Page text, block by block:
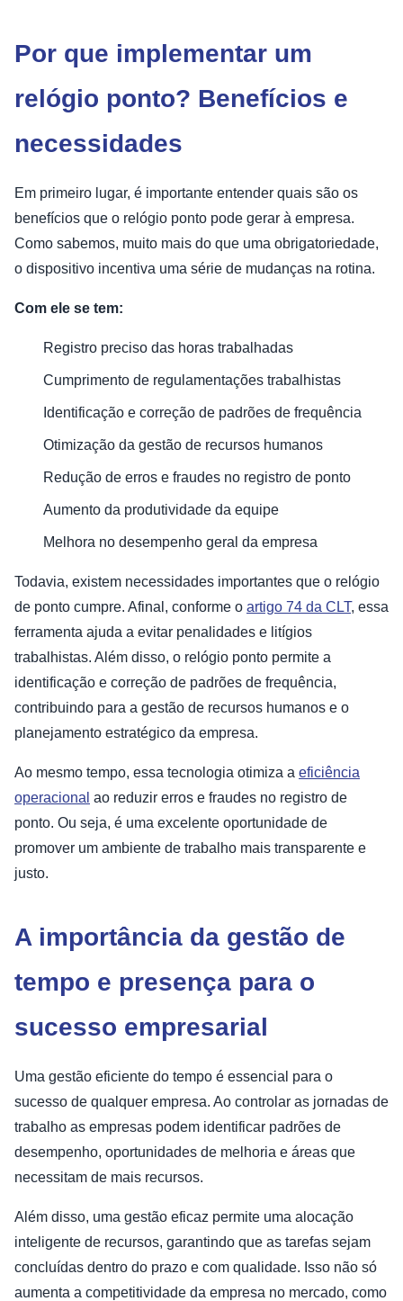
Por que implementar um
relógio ponto? Benefícios e
necessidades
Em primeiro lugar, é importante entender quais são os
benefícios que o relógio ponto pode gerar à empresa.
Como sabemos, muito mais do que uma obrigatoriedade,
o dispositivo incentiva uma série de mudanças na rotina.
Com ele se tem:
Registro preciso das horas trabalhadas
Cumprimento de regulamentações trabalhistas
Identificação e correção de padrões de frequência
Otimização da gestão de recursos humanos
Redução de erros e fraudes no registro de ponto
Aumento da produtividade da equipe
Melhora no desempenho geral da empresa
Todavia, existem necessidades importantes que o relógio
de ponto cumpre. Afinal, conforme o artigo 74 da CLT, essa
ferramenta ajuda a evitar penalidades e litígios
trabalhistas. Além disso, o relógio ponto permite a
identificação e correção de padrões de frequência,
contribuindo para a gestão de recursos humanos e o
planejamento estratégico da empresa.
Ao mesmo tempo, essa tecnologia otimiza a eficiência
operacional ao reduzir erros e fraudes no registro de
ponto. Ou seja, é uma excelente oportunidade de
promover um ambiente de trabalho mais transparente e
justo.
A importância da gestão de
tempo e presença para o
sucesso empresarial
Uma gestão eficiente do tempo é essencial para o
sucesso de qualquer empresa. Ao controlar as jornadas de
trabalho as empresas podem identificar padrões de
desempenho, oportunidades de melhoria e áreas que
necessitam de mais recursos.
Além disso, uma gestão eficaz permite uma alocação
inteligente de recursos, garantindo que as tarefas sejam
concluídas dentro do prazo e com qualidade. Isso não só
aumenta a competitividade da empresa no mercado, como